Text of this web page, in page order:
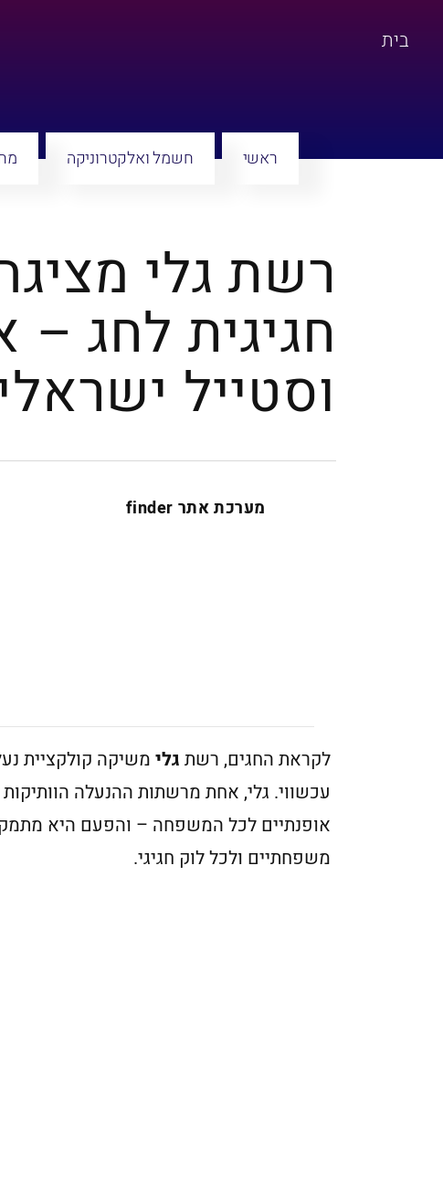
בית
ראשי חשמל ואלקטרוניקה
רשת גלי
חגיגית לחג –
וסטייל
מערכת אתר finder
לקראת החגים, רשת גלימשיקה קולקציית
עכשווי. גלי, אחת מרשתות ההנעלה
אופנתיים לכל המשפחה – והפעם היא
משפחתיים ולכל לוק חגיגי.